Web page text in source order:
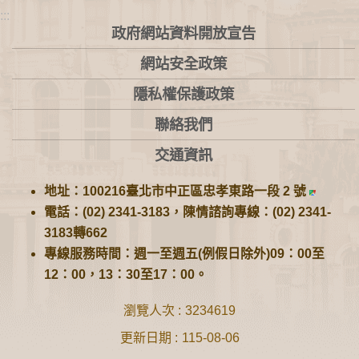
:::
政府網站資料開放宣告
網站安全政策
隱私權保護政策
聯絡我們
交通資訊
地址：100216臺北市中正區忠孝東路一段 2 號
電話：(02) 2341-3183，陳情諮詢專線：(02) 2341-
3183轉662
專線服務時間：週一至週五(例假日除外)09：00至
12：00，13：30至17：00。
瀏覽人次
3234619
更新日期
115-08-06